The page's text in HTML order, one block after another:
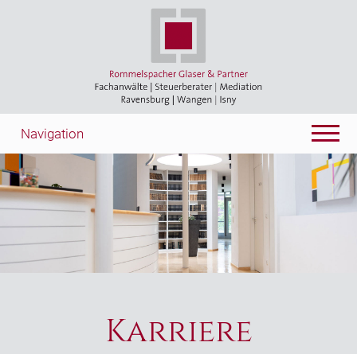
Navigation
Karriere